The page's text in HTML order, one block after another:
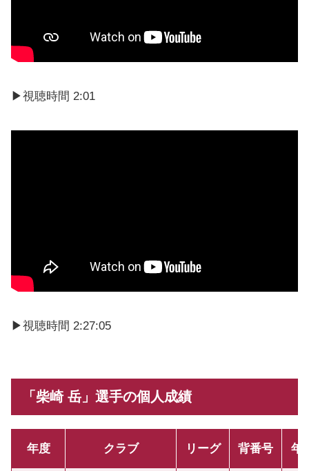
▶︎視聴時間 2:01
▶︎視聴時間 2:27:05
「柴崎 岳」選手の個人成績
年度 クラブ リーグ 背番号 年